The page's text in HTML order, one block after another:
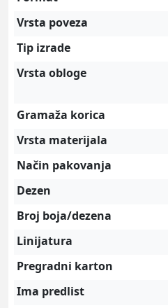
Vrsta poveza
Tip izrade
Vrsta obloge
Gramaža korica
Vrsta materijala
Način pakovanja
Dezen
Broj boja/dezena
Linijatura
Pregradni karton
Ima predlist